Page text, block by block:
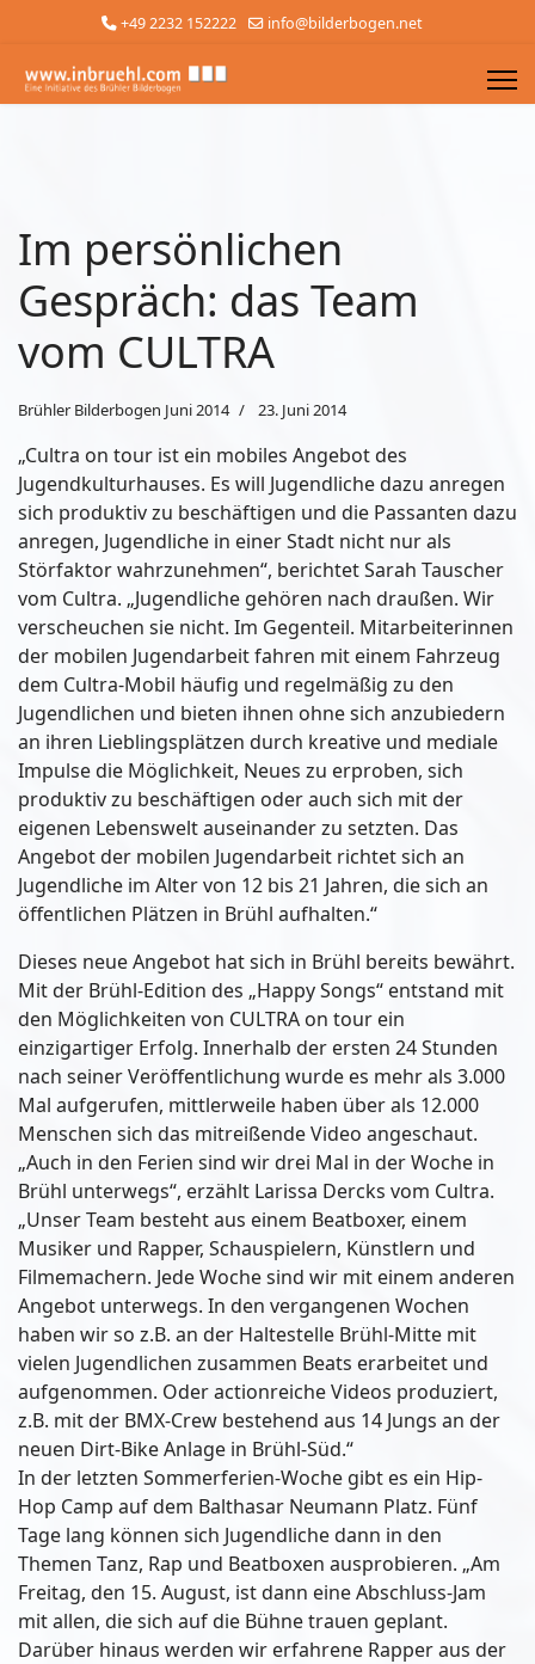
+49 2232 152222 info@bilderbogen.net
Im persönlichen
Gespräch: das Team
vom CULTRA
Brühler Bilderbogen Juni 2014 23. Juni 2014
„Cultra on tour ist ein mobiles Angebot des
Jugendkulturhauses. Es will Jugendliche dazu anregen
sich produktiv zu beschäftigen und die Passanten dazu
anregen, Jugendliche in einer Stadt nicht nur als
Störfaktor wahrzunehmen“, berichtet Sarah Tauscher
vom Cultra. „Jugendliche gehören nach draußen. Wir
verscheuchen sie nicht. Im Gegenteil. Mitarbeiterinnen
der mobilen Jugendarbeit fahren mit einem Fahrzeug
dem Cultra-Mobil häufig und regelmäßig zu den
Jugendlichen und bieten ihnen ohne sich anzubiedern
an ihren Lieblingsplätzen durch kreative und mediale
Impulse die Möglichkeit, Neues zu erproben, sich
produktiv zu beschäftigen oder auch sich mit der
eigenen Lebenswelt auseinander zu setzten. Das
Angebot der mobilen Jugendarbeit richtet sich an
Jugendliche im Alter von 12 bis 21 Jahren, die sich an
öffentlichen Plätzen in Brühl aufhalten.“
Dieses neue Angebot hat sich in Brühl bereits bewährt.
Mit der Brühl-Edition des „Happy Songs“ entstand mit
den Möglichkeiten von CULTRA on tour ein
einzigartiger Erfolg. Innerhalb der ersten 24 Stunden
nach seiner Veröffentlichung wurde es mehr als 3.000
Mal aufgerufen, mittlerweile haben über als 12.000
Menschen sich das mitreißende Video angeschaut.
„Auch in den Ferien sind wir drei Mal in der Woche in
Brühl unterwegs“, erzählt Larissa Dercks vom Cultra.
„Unser Team besteht aus einem Beatboxer, einem
Musiker und Rapper, Schauspielern, Künstlern und
Filmemachern. Jede Woche sind wir mit einem anderen
Angebot unterwegs. In den vergangenen Wochen
haben wir so z.B. an der Haltestelle Brühl-Mitte mit
vielen Jugendlichen zusammen Beats erarbeitet und
aufgenommen. Oder actionreiche Videos produziert,
z.B. mit der BMX-Crew bestehend aus 14 Jungs an der
neuen Dirt-Bike Anlage in Brühl-Süd.“
In der letzten Sommerferien-Woche gibt es ein Hip-
Hop Camp auf dem Balthasar Neumann Platz. Fünf
Tage lang können sich Jugendliche dann in den
Themen Tanz, Rap und Beatboxen ausprobieren. „Am
Freitag, den 15. August, ist dann eine Abschluss-Jam
mit allen, die sich auf die Bühne trauen geplant.
Darüber hinaus werden wir erfahrene Rapper aus der